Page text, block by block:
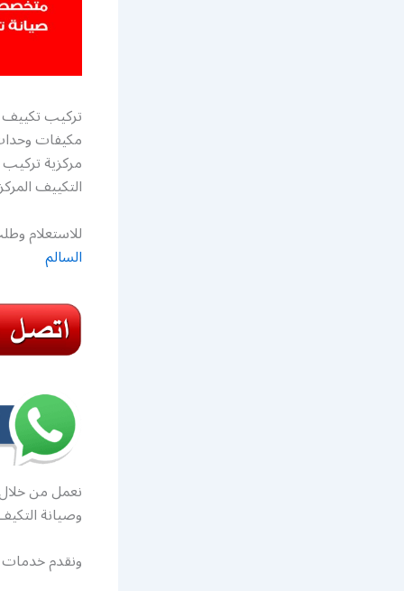
تركيب
مكيفات
مركزية
التكييف
للاستعلام
السالم
نعمل من
وصيانة
ونقدم خدمات